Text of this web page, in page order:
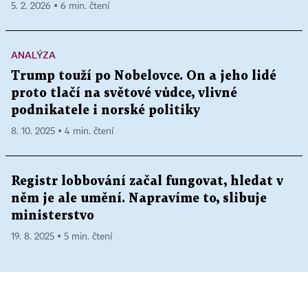
5. 2. 2026 ▪ 6 min. čtení
ANALÝZA
Trump touží po Nobelovce. On a jeho lidé
proto tlačí na světové vůdce, vlivné
podnikatele i norské politiky
8. 10. 2025 ▪ 4 min. čtení
Registr lobbování začal fungovat, hledat v
něm je ale umění. Napravíme to, slibuje
ministerstvo
19. 8. 2025 ▪ 5 min. čtení